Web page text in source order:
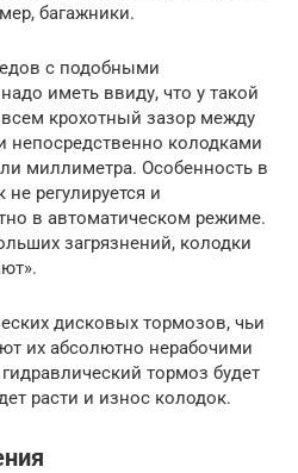
багажники.
с подобными
иметь ввиду, что у такой
крохотный зазор между
непосредственно колодками
миллиметра. Особенность в
не регулируется и
в автоматическом режиме.
загрязнений, колодки
дисковых тормозов, чьи
их абсолютно нерабочими
тормоз будет
расти и износ колодок.